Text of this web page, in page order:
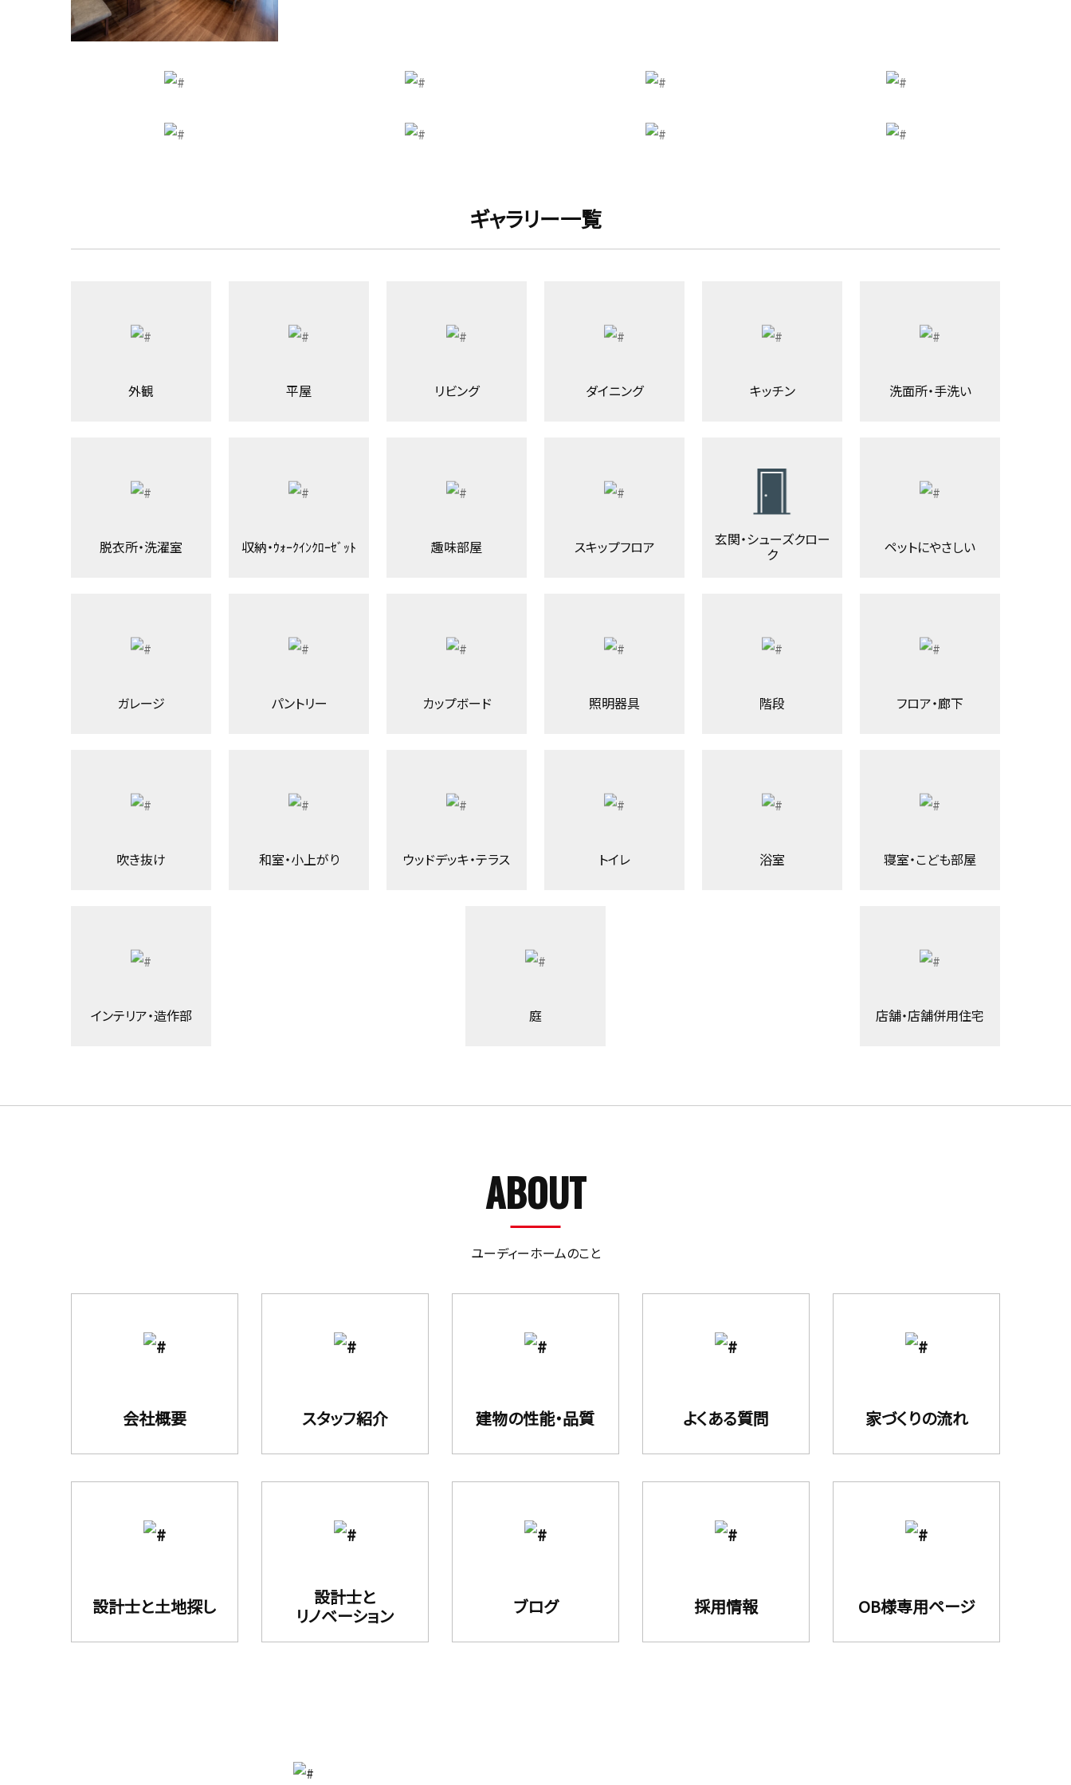
ギャラリー一覧
外観 平屋 リビング ダイニング キッチン 洗面所・手洗い
脱衣所・洗濯室 収納・ｳｫｰｸｲﾝｸﾛｰｾﾞｯﾄ 趣味部屋 スキップフロア 玄関・シューズクロー
ク ペットにやさしい
ガレージ パントリー カップボード 照明器具 階段 フロア・廊下
吹き抜け 和室・小上がり ウッドデッキ・テラス トイレ 浴室 寝室・こども部屋
インテリア・造作部 庭 店舗・店舗併用住宅
ABOUT
ユーディーホームのこと
会社概要 スタッフ紹介 建物の性能・品質 よくある質問 家づくりの流れ
設計⼠と⼟地探し
設計士と
リノベーション
ブログ 採用情報 OB様専用ページ